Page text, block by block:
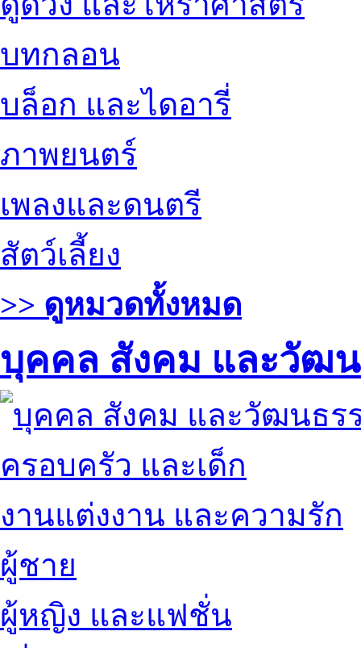
บทกลอน
บล็อก และไดอารี่
ภาพยนตร์
เพลงและดนตรี
สัตว์เลี้ยง
>> ดูหมวดทั้งหมด
บุคคล สังคม และวัฒ
ครอบครัว และเด็ก
งานแต่งงาน และความรัก
ผู้ชาย
ผู้หญิง และแฟชั่น